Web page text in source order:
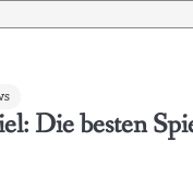
Die besten